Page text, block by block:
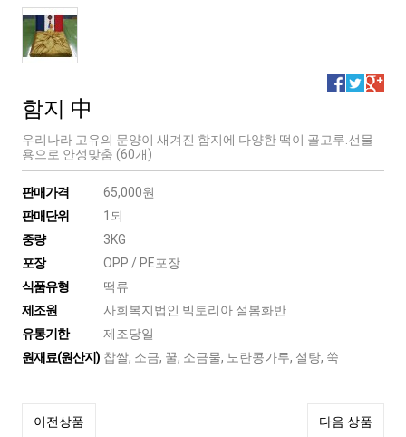
함지 中
우리나라 고유의 문양이 새겨진 함지에 다양한 떡이 골고루.선물
용으로 안성맞춤 (60개)
판매가격
65,000원
판매단위
1되
중량
3KG
포장
OPP / PE포장
식품유형
떡류
제조원
사회복지법인 빅토리아 설봄화반
유통기한
제조당일
원재료(원산지) 찹쌀, 소금, 꿀, 소금물, 노란콩가루, 설탕, 쑥
이전상품 다음 상품